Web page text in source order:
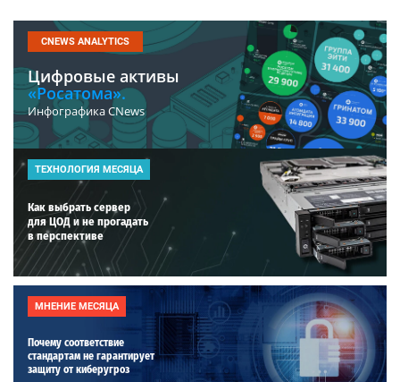
CNEWS ANALYTICS
Цифровые активы
«Росатома».
Инфографика CNews
ТЕХНОЛОГИЯ МЕСЯЦА
Как выбрать сервер
для ЦОД и не прогадать
в перспективе
МНЕНИЕ МЕСЯЦА
Почему соответствие
стандартам не гарантирует
защиту от киберугроз